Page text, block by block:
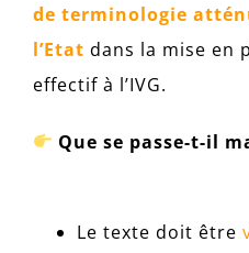
de terminologie
l’Etat dans la mise en
effectif à l’IVG.
Que se passe-t-il
Le texte doit être